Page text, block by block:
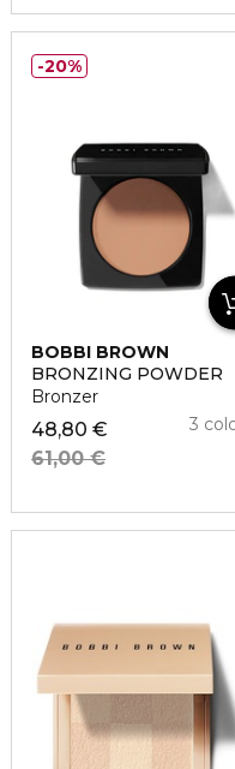
BOBBI BROWN
BRONZING POWDER
Bronzer
48,80 €
61,00 €
3
20%